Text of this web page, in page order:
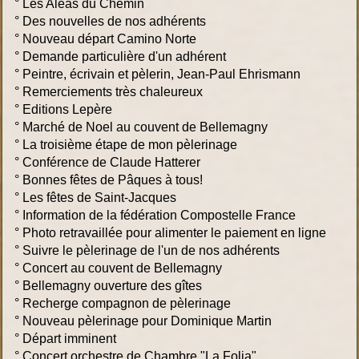
° Les Aléas du Chemin
° Des nouvelles de nos adhérents
° Nouveau départ Camino Norte
° Demande particulière d'un adhérent
° Peintre, écrivain et pèlerin, Jean-Paul Ehrismann
° Remerciements très chaleureux
° Editions Lepère
° Marché de Noel au couvent de Bellemagny
° La troisième étape de mon pèlerinage
° Conférence de Claude Hatterer
° Bonnes fêtes de Pâques à tous!
° Les fêtes de Saint-Jacques
° Information de la fédération Compostelle France
° Photo retravaillée pour alimenter le paiement en ligne
° Suivre le pèlerinage de l'un de nos adhérents
° Concert au couvent de Bellemagny
° Bellemagny ouverture des gîtes
° Recherge compagnon de pèlerinage
° Nouveau pèlerinage pour Dominique Martin
° Départ imminent